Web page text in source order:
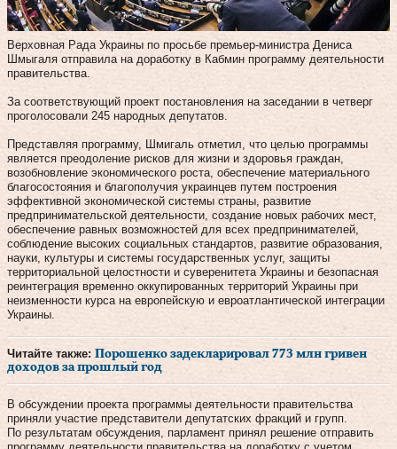
Верховная Рада Украины по просьбе премьер-министра Дениса
Шмыгаля отправила на доработку в Кабмин программу деятельности
правительства.
За соответствующий проект постановления на заседании в четверг
проголосовали 245 народных депутатов.
Представляя программу, Шмигаль отметил, что целью программы
является преодоление рисков для жизни и здоровья граждан,
возобновление экономического роста, обеспечение материального
благосостояния и благополучия украинцев путем построения
эффективной экономической системы страны, развитие
предпринимательской деятельности, создание новых рабочих мест,
обеспечение равных возможностей для всех предпринимателей,
соблюдение высоких социальных стандартов, развитие образования,
науки, культуры и системы государственных услуг, защиты
территориальной целостности и суверенитета Украины и безопасная
реинтеграция временно оккупированных территорий Украины при
неизменности курса на европейскую и евроатлантической интеграции
Украины.
Читайте также: Порошенко задекларировал 773 млн гривен
доходов за прошлый год
В обсуждении проекта программы деятельности правительства
приняли участие представители депутатских фракций и групп.
По результатам обсуждения, парламент принял решение отправить